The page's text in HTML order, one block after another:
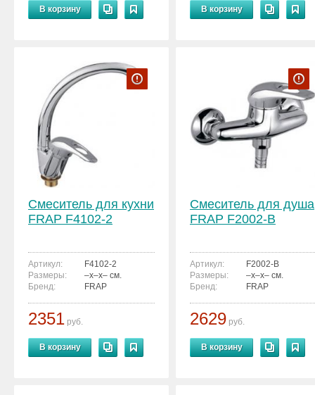
В корзину В корзину
Смеситель для кухни
FRAP F4102-2
Артикул:
F4102-2
Размеры:
–x–x– см.
Бренд:
FRAP
2351 руб.
В корзину
Смеситель для душа
FRAP F2002-B
Артикул:
F2002-B
Размеры:
–x–x– см.
Бренд:
FRAP
2629 руб.
В корзину